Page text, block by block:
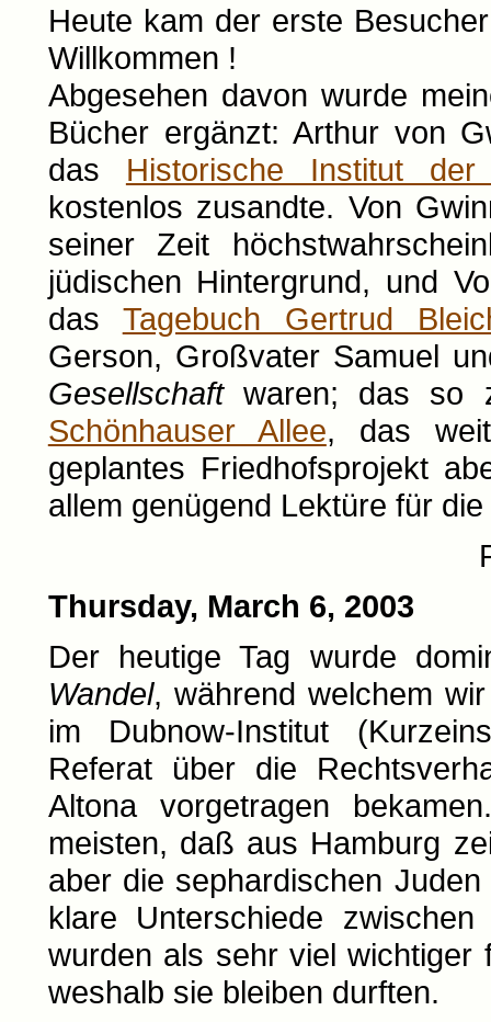
Heute kam der erste
Willkommen !
Abgesehen davon wurde
Bücher ergänzt: Arthur von
das Historische Institut
kostenlos zusandte. Von
seiner Zeit
jüdischen Hintergrund, und
das Tagebuch Gertrud
Gerson, Großvater Samuel
Gesellschaftwaren; das so
Schönhauser Allee, das
geplantes Friedhofsprojekt
allem genügend Lektüre für
Thursday, March 6, 2003
Der heutige Tag wurde
Wandel, während welchem
im Dubnow-Institut
Referat über die
Altona vorgetragen
meisten, daß aus Hamburg
aber die sephardischen
klare Unterschiede
wurden als sehr viel wichtiger
weshalb sie bleiben durften.